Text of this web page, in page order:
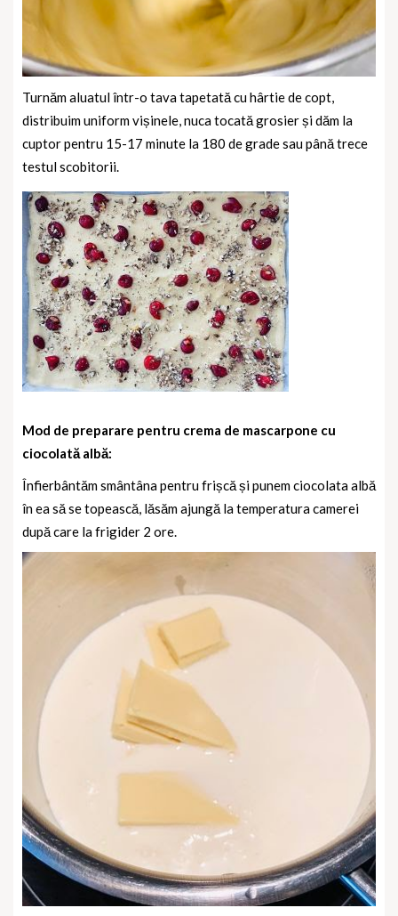
Turnăm aluatul într-o tava tapetată cu hârtie de copt,
distribuim uniform vișinele, nuca tocată grosier și dăm la
cuptor pentru 15-17 minute la 180 de grade sau până trece
testul scobitorii.
Mod de preparare pentru crema de mascarpone cu
ciocolată albă:
Înfierbântăm smântâna pentru frișcă și punem ciocolata albă
în ea să se topească, lăsăm ajungă la temperatura camerei
după care la frigider 2 ore.